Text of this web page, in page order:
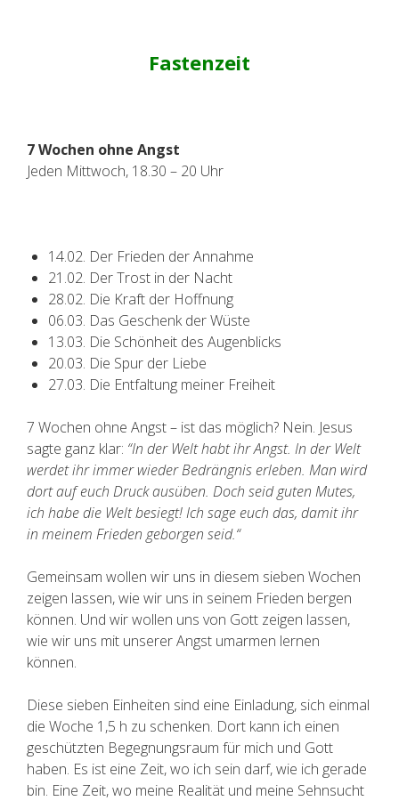
Fastenzeit
7 Wochen ohne Angst
Jeden Mittwoch, 18.30 – 20 Uhr
14.02. Der Frieden der Annahme
21.02. Der Trost in der Nacht
28.02. Die Kraft der Hoffnung
06.03. Das Geschenk der Wüste
13.03. Die Schönheit des Augenblicks
20.03. Die Spur der Liebe
27.03. Die Entfaltung meiner Freiheit
7 Wochen ohne Angst – ist das möglich? Nein. Jesus
sagte ganz klar: “In der Welt habt ihr Angst. In der Welt
werdet ihr immer wieder Bedrängnis erleben. Man wird
dort auf euch Druck ausüben. Doch seid guten Mutes,
ich habe die Welt besiegt! Ich sage euch das, damit ihr
in meinem Frieden geborgen seid.“
Gemeinsam wollen wir uns in diesem sieben Wochen
zeigen lassen, wie wir uns in seinem Frieden bergen
können. Und wir wollen uns von Gott zeigen lassen,
wie wir uns mit unserer Angst umarmen lernen
können.
Diese sieben Einheiten sind eine Einladung, sich einmal
die Woche 1,5 h zu schenken. Dort kann ich einen
geschützten Begegnungsraum für mich und Gott
haben. Es ist eine Zeit, wo ich sein darf, wie ich gerade
bin. Eine Zeit, wo meine Realität und meine Sehnsucht